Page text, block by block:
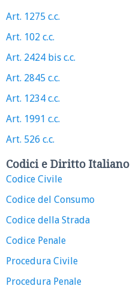
Art. 1275 c.c.
Art. 102 c.c.
Art. 2424 bis c.c.
Art. 2845 c.c.
Art. 1234 c.c.
Art. 1991 c.c.
Art. 526 c.c.
Codici e Diritto Italiano
Codice Civile
Codice del Consumo
Codice della Strada
Codice Penale
Procedura Civile
Procedura Penale